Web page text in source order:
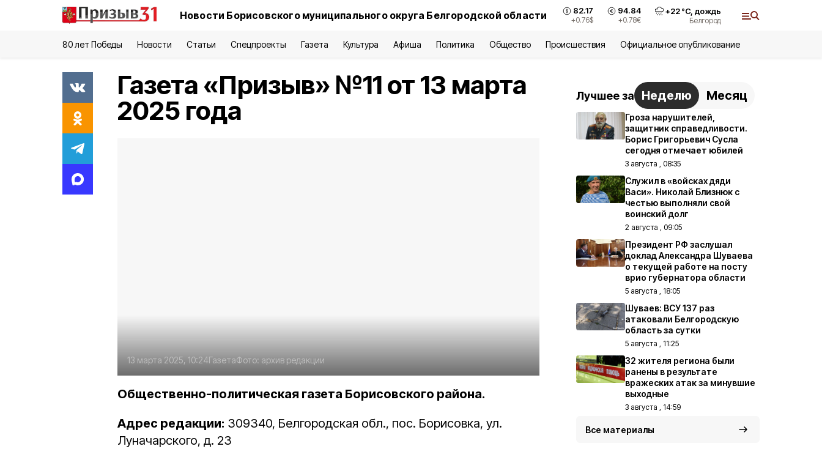
Новости Борисовского муниципального округа Белгородской области 82.17
+0.76$
94.84
+0.78€
+22°С, дождь
Белгород
80 лет Победы Новости Статьи Спецпроекты Газета Культура Афиша Политика Общество Происшествия Официальное опубликование
Газета «Призыв» №11 от 13 марта
2025 года
13 марта 2025, 10:24ГазетаФото: архив редакции
Общественно-политическая газета Борисовского района.
Адрес редакции: 309340, Белгородская обл., пос. Борисовка, ул.
Луначарского, д. 23
Лучшее за Неделю Месяц
Гроза нарушителей,
защитник справедливости.
Борис Григорьевич Сусла
сегодня отмечает юбилей
3 августа , 08:35
Служил в «войсках дяди
Васи». Николай Близнюк с
честью выполняли свой
воинский долг
2 августа , 09:05
Президент РФ заслушал
доклад Александра Шуваева
о текущей работе на посту
врио губернатора области
5 августа , 18:05
Шуваев: ВСУ 137 раз
атаковали Белгородскую
область за сутки
5 августа , 11:25
32 жителя региона были
ранены в результате
вражеских атак за минувшие
выходные
3 августа , 14:59
Все материалы